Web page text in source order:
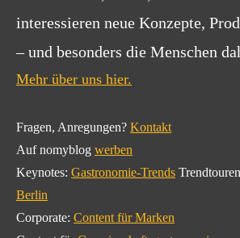
interessieren neue Konzepte,
– und besonders die Menschen
Mehr über uns hier.
Fragen, Anregungen? Kontakt
Auf nomyblog werben
Keynotes: Gastronomie-Trends
Berlin
Corporate: Content für Marken